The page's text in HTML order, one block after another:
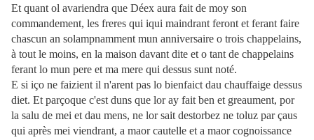
Et quant ol avariendra que Déex aura fait de moy son
commandement, les freres qui iqui maindrant feront et ferant faire
chascun an solampnamment mun anniversaire o trois chappelains,
à tout le moins, en la maison davant dite et o tant de chappelains
ferant lo mun pere et ma mere qui dessus sunt noté.
E si iço ne faizient il n'arent pas lo bienfaict dau chauffaige dessus
diet. Et parçoque c'est duns que lor ay fait ben et greaument, por
la salu de mei et dau mens, ne lor sait destorbez ne toluz par çaus
qui après mei viendrant, a maor cautelle et a maor cognoissance